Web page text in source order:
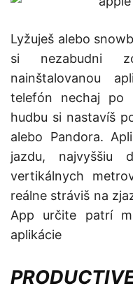
Lyžuješ alebo
si nezabudni
nainštalovanou
telefón nechaj po
hudbu si nastavíš
alebo Pandora.
jazdu, najvyššiu
vertikálnych
reálne stráviš na
App určite patrí
aplikácie